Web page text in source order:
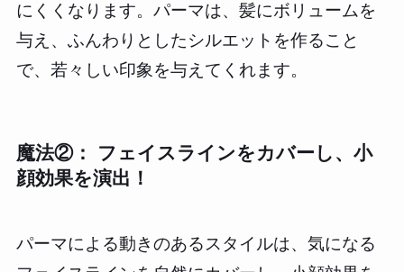
にくくなります。パーマは、髪にボリュームを
与え、ふんわりとしたシルエットを作ること
で、若々しい印象を与えてくれます。
魔法②： フェイスラインをカバーし、小
顔効果を演出！
パーマによる動きのあるスタイルは、気になる